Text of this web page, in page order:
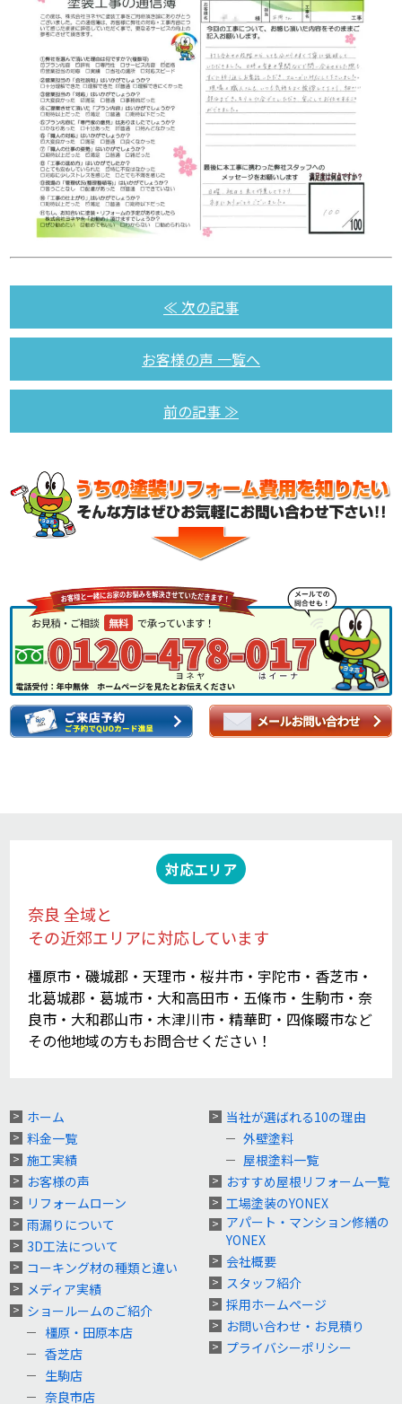
≪ 次の記事
お客様の声 一覧へ
前の記事 ≫
対応エリア
奈良 全域と
その近郊エリアに対応しています
橿原市・磯城郡・天理市・桜井市・宇陀市・香芝市・
北葛城郡・葛城市・大和高田市・五條市・生駒市・奈
良市・大和郡山市・木津川市・精華町・四條畷市など
その他地域の方もお問合せください！
ホーム
料金一覧
施工実績
お客様の声
リフォームローン
雨漏りについて
3D工法について
コーキング材の種類と違い
メディア実績
ショールームのご紹介
橿原・田原本店
香芝店
生駒店
奈良市店
当社が選ばれる10の理由
外壁塗料
屋根塗料一覧
おすすめ屋根リフォーム一覧
工場塗装のYONEX
アパート・マンション修繕の
YONEX
会社概要
スタッフ紹介
採用ホームページ
お問い合わせ・お見積り
プライバシーポリシー